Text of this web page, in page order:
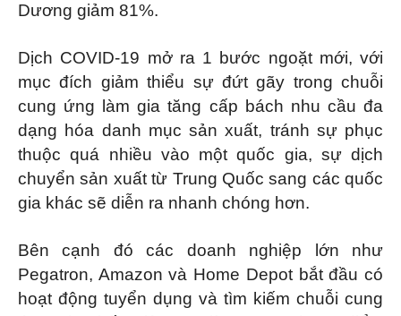
Dương giảm 81%.
Dịch COVID-19 mở ra 1 bước ngoặt mới, với
mục đích giảm thiểu sự đứt gãy trong chuỗi
cung ứng làm gia tăng cấp bách nhu cầu đa
dạng hóa danh mục sản xuất, tránh sự phục
thuộc quá nhiều vào một quốc gia, sự dịch
chuyển sản xuất từ Trung Quốc sang các quốc
gia khác sẽ diễn ra nhanh chóng hơn.
Bên cạnh đó các doanh nghiệp lớn như
Pegatron, Amazon và Home Depot bắt đầu có
hoạt động tuyển dụng và tìm kiếm chuỗi cung